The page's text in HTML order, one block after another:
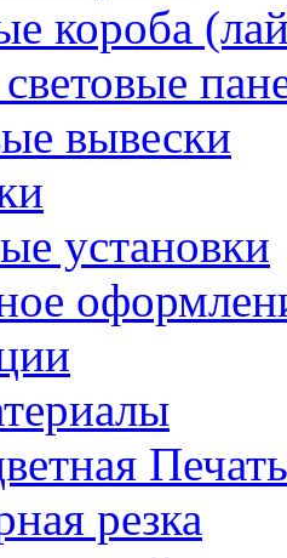
короба
вывески
установки
Печать
резка